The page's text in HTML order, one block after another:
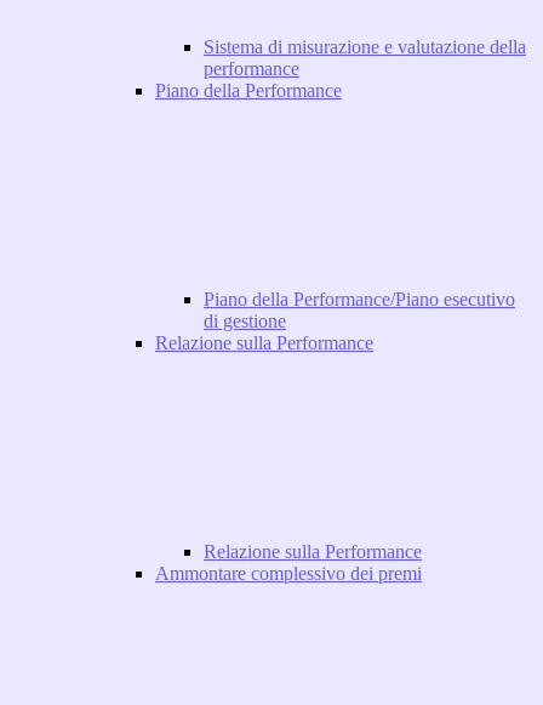
Sistema di misurazione e valutazione della
performance
Piano della Performance
Piano della Performance/Piano esecutivo
di gestione
Relazione sulla Performance
Relazione sulla Performance
Ammontare complessivo dei premi